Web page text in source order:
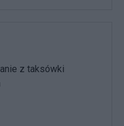
z taksówki